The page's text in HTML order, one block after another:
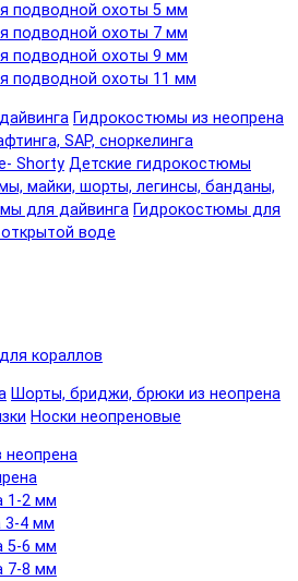
подводной охоты 5 мм
подводной охоты 7 мм
подводной охоты 9 мм
подводной охоты 11 мм
Гидрокостюмы из неопрена
SAP, сноркелинга
Shorty Детские гидрокостюмы
майки, шорты, легинсы, банданы,
для дайвинга Гидрокостюмы для
воде
кораллов
Шорты, бриджи, брюки из неопрена
Носки неопреновые
неопрена
1-2 мм
3-4 мм
5-6 мм
7-8 мм